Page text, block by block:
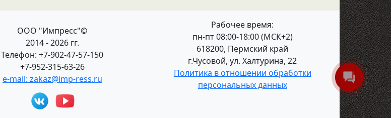
ООО "Импресс"©
2014 - 2026 гг.
Телефон: +7-902-47-57-150
+7-952-315-63-26
e-mail: zakaz@imp-ress.ru
Рабочее время:
пн-пт 08:00-18:00 (МСК+2)
618200, Пермский край
г.Чусовой, ул. Халтурина, 22
Политика в отношении обработки
персональных данных